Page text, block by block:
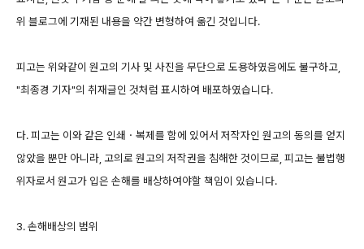
위 블로그에 기재된 내용을 약간 변형하여 옮긴 것입니다.
피고는 위와같이 원고의 기사 및 사진을 무단으로 도용하였음에도 불구하고,
"최종경 기자"의 취재글인 것처럼 표시하여 배포하였습니다.
다. 피고는 이와 같은 인쇄ㆍ복제를 함에 있어서 저작자인 원고의 동의를 얻지
않았을 뿐만 아니라, 고의로 원고의 저작권을 침해한 것이므로, 피고는 불법행
위자로서 원고가 입은 손해를 배상하여야할 책임이 있습니다.
3. 손해배상의 범위